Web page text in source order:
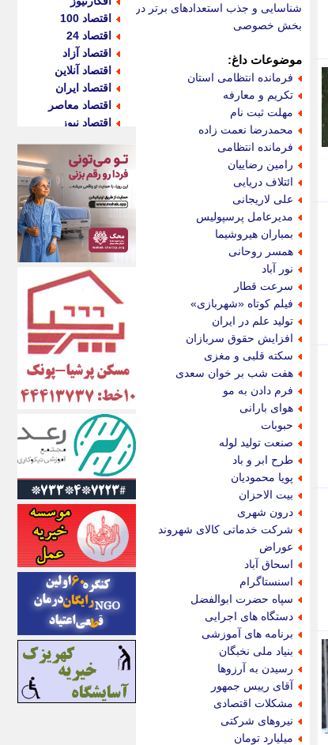
شناسایی و جذب استعدادهای برتر در
بخش خصوصی
موضوعات داغ:
فرمانده انتظامی استان
تکریم و معارفه
مهلت ثبت نام
محمدرضا نعمت زاده
فرمانده انتظامی
رامین رضاییان
ائتلاف دریایی
علی لاریجانی
مدیرعامل پرسپولیس
بمباران هیروشیما
همسر روحانی
نور آباد
سرعت قطار
فیلم کوتاه «شهربازی»
تولید علم در ایران
افزایش حقوق سربازان
سکته قلبی و مغزی
هفت شب بر خوان سعدی
فرم دادن به مو
هوای بارانی
حبوبات
صنعت تولید لوله
طرح ابر و باد
پویا محمودیان
بیت الاحزان
درون شهری
شرکت خدماتی کالای شهروند
عوراض
اسحاق آباد
اسنستاگرام
سپاه حضرت ابوالفضل
دستگاه های اجرایی
برنامه های آموزشی
بنیاد ملی نخبگان
رسیدن به آرزوها
آقای رییس جمهور
مشکلات اقتصادی
نیروهای شرکتی
میلیارد تومان
اقتصاد 100
اقتصاد 24
اقتصاد آزاد
اقتصاد آنلاین
اقتصاد ایران
اقتصاد معاصر
اقتصاد نیوز
اکوفارس
اکونگار
اکونیوز
الف
انتشار آنلاین
اندیشه قرن
اندیشه معاصر
اندیشه ها
انرژی پرس
ای استخدام
ایتنا
ایراف
ایران آرت
ایران آنلاین
ایران زندگی
ایران فوری
ایرانی روز
ایرانیتال
ایرنا
ایسکانیوز
ایسنا
ایکنا
ایلنا
اینتیتر
ایونا نیوز
بازتاب آنلاین
باشگاه خبرنگاران
باغستان نیوز
بامبوک
ببین و بخون
بدینسان
بنکر